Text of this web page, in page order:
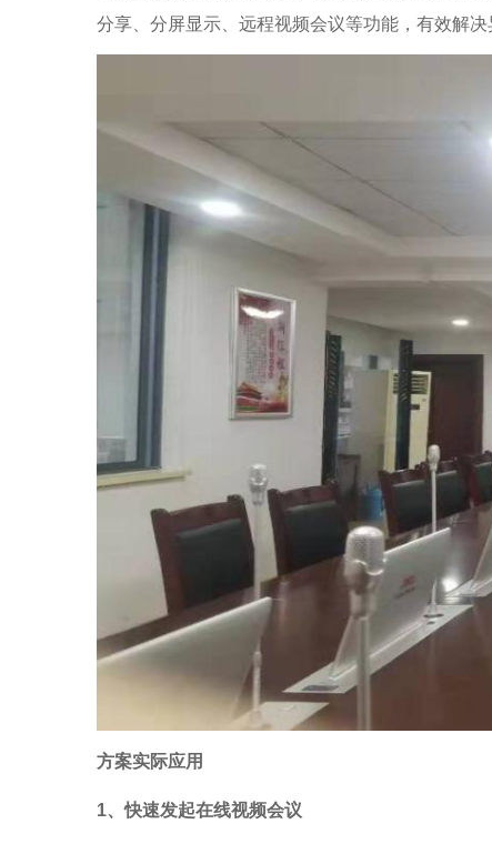
分享、分屏显示、远程视频会议等功能，有效解
方案实际应用
1、快速发起在线视频会议